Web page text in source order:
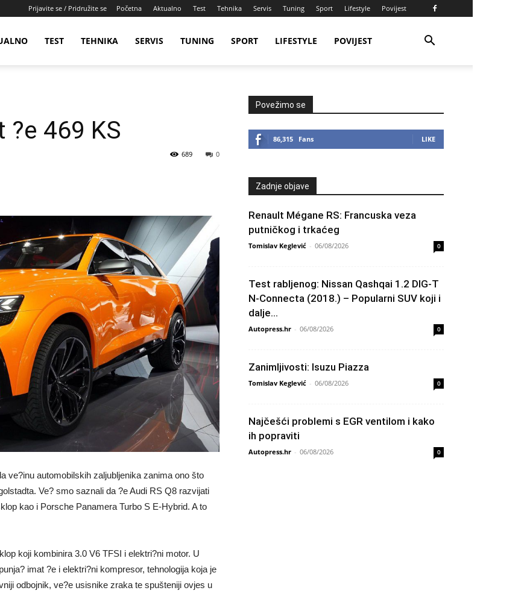
Prijavite se / Pridružite se Početna Aktualno Test Tehnika Servis Tuning Sport Lifestyle Povijest
TEST TEHNIKA SERVIS TUNING SPORT LIFESTYLE POVIJEST
469 KS
0
689
ve?inu automobilskih zaljubljenika zanima ono što
Ve? smo saznali da ?e Audi RS Q8 razvijati
kao i Porsche Panamera Turbo S E-Hybrid. A to
koji kombinira 3.0 V6 TFSI i elektri?ni motor. U
imat ?e i elektri?ni kompresor, tehnologija koja je
odbojnik, ve?e usisnike zraka te spušteniji ovjes u
Povežimo se
86,315 Fans LIKE
Zadnje objave
Renault Mégane RS: Francuska veza
putničkog i trkaćeg
Tomislav Keglević - 06/08/2026 0
Test rabljenog: Nissan Qashqai 1.2 DIG-T
N-Connecta (2018.) – Popularni SUV koji i
dalje...
Autopress.hr - 06/08/2026 0
Zanimljivosti: Isuzu Piazza
Tomislav Keglević - 06/08/2026 0
Najčešći problemi s EGR ventilom i kako
ih popraviti
Autopress.hr - 06/08/2026 0